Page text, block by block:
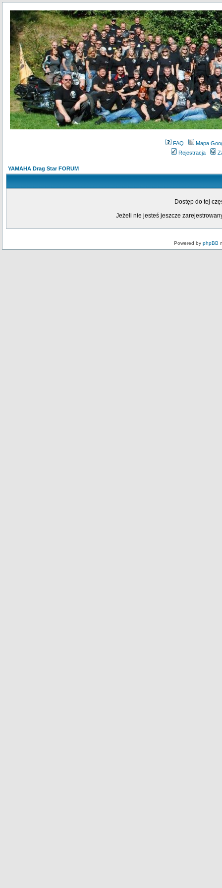
FAQ
Mapa
Rejestracja
YAMAHA Drag Star FORUM
Dostęp do tej
Jeżeli nie jesteś jeszcze
Powered by phpBB